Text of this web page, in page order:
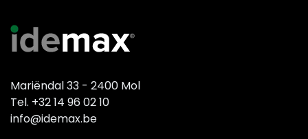
Mariëndal 33 - 2400 Mol
Tel. +32 14 96 02 10
info@idemax.be